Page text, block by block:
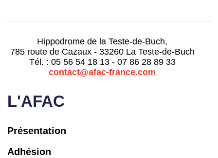
L'AFAC
Présentation
Adhésion
Hippodrome de la Teste-de-Buch,
785 route de Cazaux - 33260 La Teste-de-Buch
Tél. : 05 56 54 18 13 - 07 86 28 89 33
contact@afac-france.com